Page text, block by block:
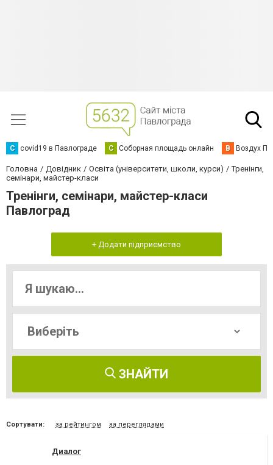
C covid19 в Павлограде С Соборная площадь онлайн В Воздух
Головна Довідник Освіта (університети, школи, курси)
Тренінги,
семінари, майстер-класи
Тренінги, семінари, майстер-класи
Павлоград
+ Додати підприємство
ЗНАЙТИ
Сортувати: за рейтингом за переглядами
Диалог